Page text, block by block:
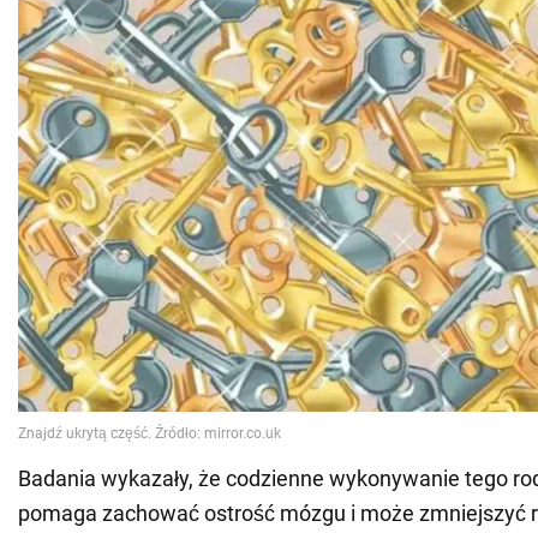
Badania wykazały, że codzienne wykonywanie tego
pomaga zachować ostrość mózgu i może zmniejszyć